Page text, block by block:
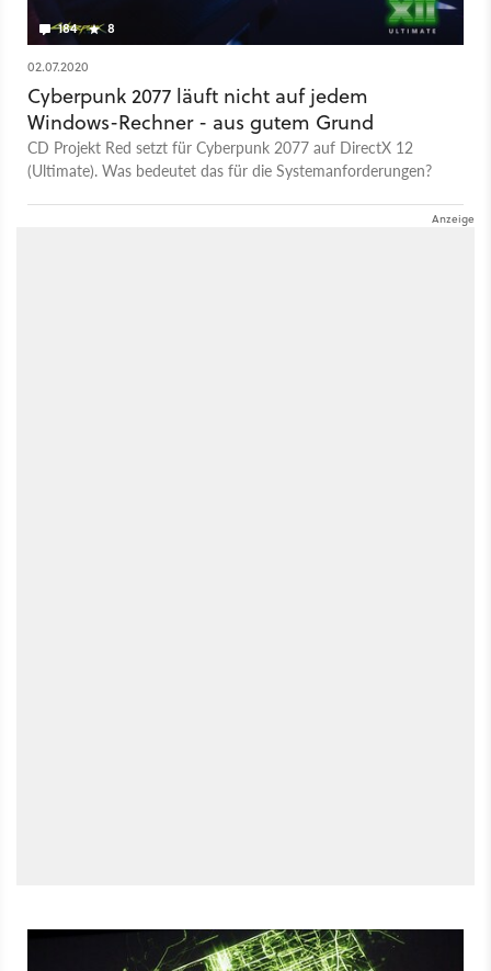
184 8
02.07.2020
Cyberpunk 2077 läuft nicht auf jedem
Windows-Rechner - aus gutem Grund
CD Projekt Red setzt für Cyberpunk 2077 auf DirectX 12
(Ultimate). Was bedeutet das für die Systemanforderungen?